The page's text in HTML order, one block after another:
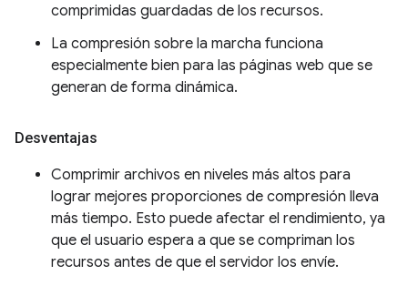
comprimidas guardadas de los recursos.
La compresión sobre la marcha funciona
especialmente bien para las páginas web que se
generan de forma dinámica.
Desventajas
Comprimir archivos en niveles más altos para
lograr mejores proporciones de compresión lleva
más tiempo. Esto puede afectar el rendimiento, ya
que el usuario espera a que se compriman los
recursos antes de que el servidor los envíe.